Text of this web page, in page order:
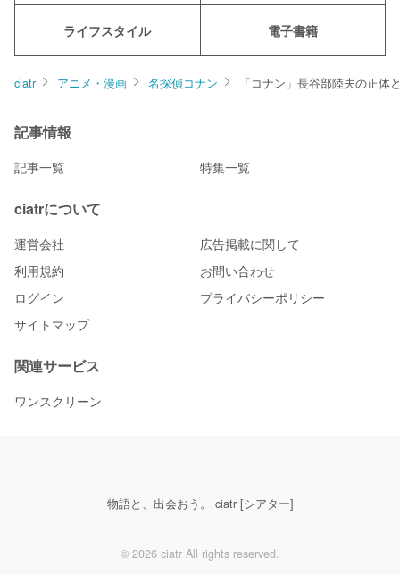
ライフスタイル 電子書籍
ciatr アニメ・漫画 名探偵コナン 「コナン」長谷部陸夫の正
記事情報
記事一覧 特集一覧
ciatrについて
運営会社
広告掲載に関して
利用規約
お問い合わせ
ログイン
プライバシーポリシー
サイトマップ
関連サービス
ワンスクリーン
物語と、出会おう。 ciatr [シアター]
© 2026 ciatr All rights reserved.